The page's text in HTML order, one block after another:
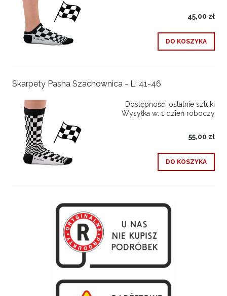
45,00 zł
DO KOSZYKA
Skarpety Pasha Szachownica - L: 41-46
Dostępność: ostatnie sztuki
Wysyłka w: 1 dzień roboczy
55,00 zł
DO KOSZYKA